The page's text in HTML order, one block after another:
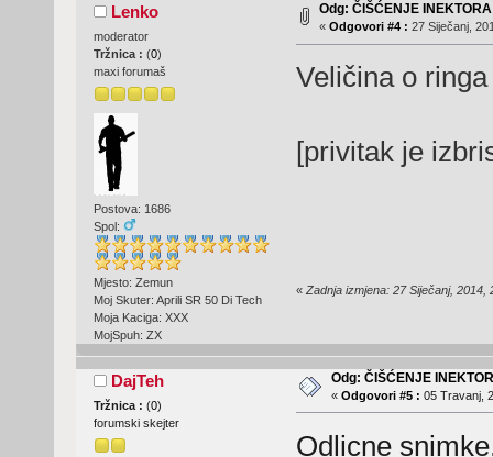
Lenko
moderator
Tržnica : (0)
maxi forumaš
Postova: 1686
Spol:
Mjesto: Zemun
Moj Skuter: Aprili SR 50 Di Tech
Moja Kaciga: XXX
MojSpuh: ZX
Odg: ČIŠĆENJE
« Odgovori #4 : 27 Siječanj,
Veličina o
[privitak je
« Zadnja izmjena: 27 Siječanj, 2014,
DajTeh
Tržnica : (0)
forumski skejter
Odg: ČIŠĆENJE
« Odgovori #5 : 05 Travanj,
Odlicne